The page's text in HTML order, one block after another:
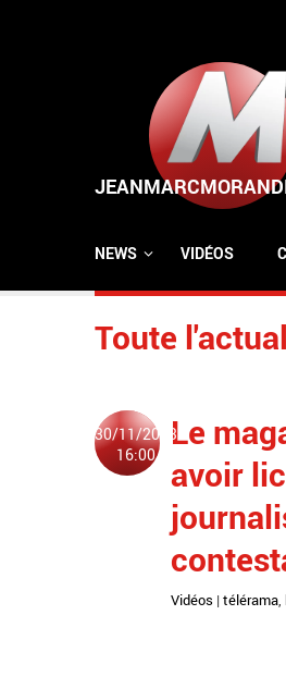
NEWS VIDÉOS
Toute
30/11/2023
16:00
Le
avoir
Vidéos | télérama,